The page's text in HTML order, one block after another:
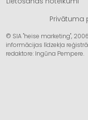
Privātuma
© SIA "heise marketing",
informācijas līdzekļa
redaktore: Ingūna Pempere.